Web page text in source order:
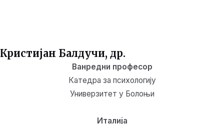
Кристијан Балдучи, др.
Ванредни професор
Катедра за психологију
Универзитет у Болоњи
Италија